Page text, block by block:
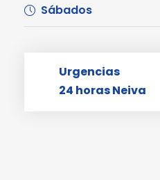
Sábados
Urgencias
24 horas Neiva